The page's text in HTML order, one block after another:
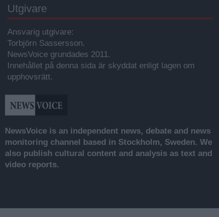
Utgivare
Ansvarig utgivare:
Torbjörn Sassersson.
NewsVoice grundades 2011.
Innehållet på denna sida är skyddat enligt lagen om
upphovsrätt.
NewsVoice is an independent news, debate and news
monitoring channel based in Stockholm, Sweden. We
also publish cultural content and analysis as text and
video reports.